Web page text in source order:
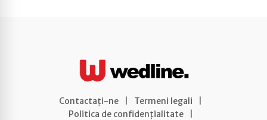
Contactați-ne Termeni legali
Politica de confidențialitate